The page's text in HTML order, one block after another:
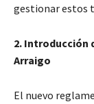
gestionar estos
2. Introducción
Arraigo
El nuevo